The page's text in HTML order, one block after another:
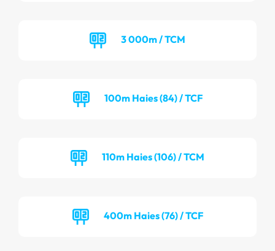
3 000m / TCM
100m Haies (84) / TCF
110m Haies (106) / TCM
400m Haies (76) / TCF